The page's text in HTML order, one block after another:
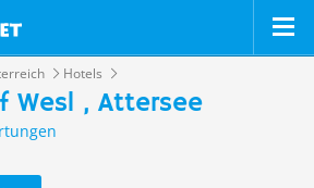
Hotels
Wesl , Attersee